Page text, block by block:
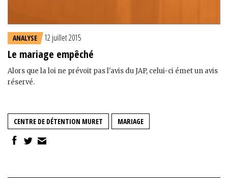
ANALYSE 12 juillet 2015
Le mariage empêché
Alors que la loi ne prévoit pas l'avis du JAP, celui-ci émet un avis
réservé.
CENTRE DE DÉTENTION MURET MARIAGE